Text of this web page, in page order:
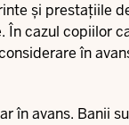
și prestațiile
cazul copiilor
în
în avans. Banii